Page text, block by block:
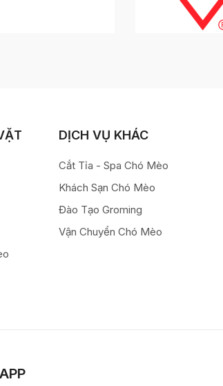
DỊCH VỤ KHÁC
Cắt Tỉa - Spa Chó Mèo
Khách Sạn Chó Mèo
Đào Tạo Groming
Vận Chuyển Chó Mèo